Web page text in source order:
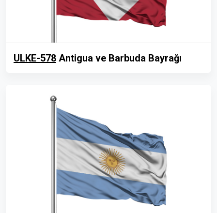
ULKE-578 Antigua ve Barbuda Bayrağı